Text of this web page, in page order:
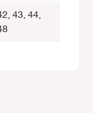
43, 44,